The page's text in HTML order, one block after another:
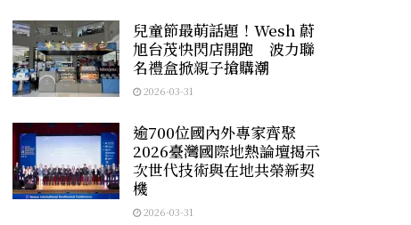
兒童節最萌話題！Wesh 蔚
旭台茂快閃店開跑 波力聯
名禮盒掀親子搶購潮
2026-03-31
逾700位國內外專家齊聚
2026臺灣國際地熱論壇揭示
次世代技術與在地共榮新契
機
2026-03-31